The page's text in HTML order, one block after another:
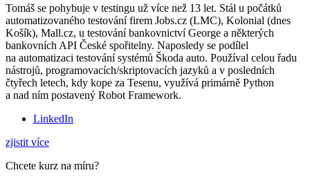
Tomáš se pohybuje v testingu už více než 13 let. Stál u počátků
automatizovaného testování firem Jobs.cz (LMC), Kolonial (dnes
Košík), Mall.cz, u testování bankovnictví George a některých
bankovních API České spořitelny. Naposledy se podílel
na automatizaci testování systémů Škoda auto. Používal celou řadu
nástrojů, programovacích/skriptovacích jazyků a v posledních
čtyřech letech, kdy kope za Tesenu, využívá primárně Python
a nad ním postavený Robot Framework.
LinkedIn
zjistit více
Chcete kurz na míru?